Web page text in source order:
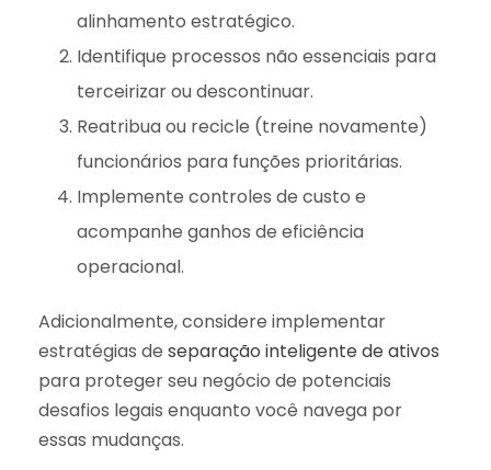
alinhamento estratégico.
Identifique processos não essenciais para
terceirizar ou descontinuar.
Reatribua ou recicle (treine novamente)
funcionários para funções prioritárias.
Implemente controles de custo e
acompanhe ganhos de eficiência
operacional.
Adicionalmente, considere implementar
estratégias de separação inteligente de ativos
para proteger seu negócio de potenciais
desafios legais enquanto você navega por
essas mudanças.